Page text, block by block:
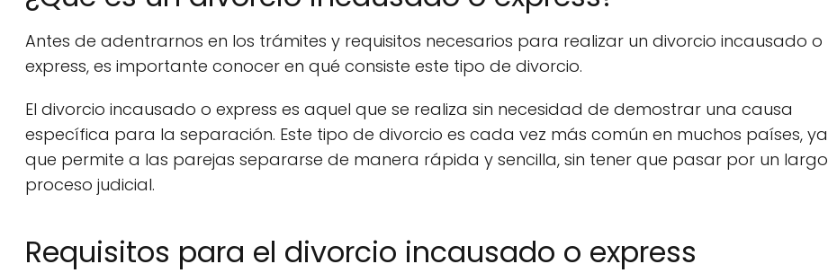
Antes de adentrarnos en los trámites y requisitos necesarios para realizar un divorcio incausado o
express, es importante conocer en qué consiste este tipo de divorcio.
El divorcio incausado o express es aquel que se realiza sin necesidad de demostrar una causa
específica para la separación. Este tipo de divorcio es cada vez más común en muchos países, ya
que permite a las parejas separarse de manera rápida y sencilla, sin tener que pasar por un largo
proceso judicial.
Requisitos para el divorcio incausado o express